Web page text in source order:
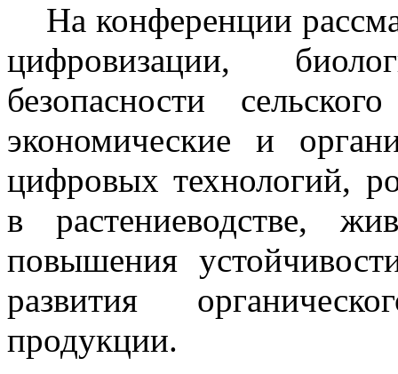
На конференции
цифровизации,
безопасности
экономические и
цифровых технологий,
в растениеводстве,
повышения
развития
продукции.